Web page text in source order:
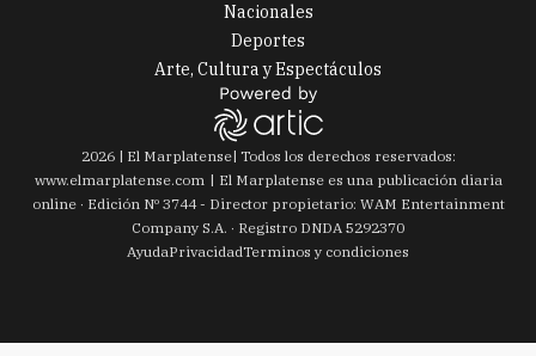
Nacionales
Deportes
Arte, Cultura y Espectáculos
2026| El Marplatense| Todos los derechos reservados:
www.elmarplatense.com
El Marplatense es una publicación diaria
online · Edición Nº 3744- Director propietario: WAM Entertainment
Company S.A. · Registro DNDA 5292370
AyudaPrivacidadTerminos y condiciones